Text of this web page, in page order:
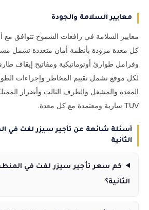
معايير السلامة والجودة
معايير السلامة في رافعات الشموخ تتوافق مع
كل معدة مزودة بأنظمة أمان متعددة تشمل
وفرامل طوارئ أوتوماتيكية ومفاتيح إيقاف
لكل موقع تشمل تقييم المخاطر وإجراءات
المعدة والمشغل والطرف الثالث وأضرار
TUV سارية ومعتمدة مع كل معدة.
أسئلة شائعة عن تأجير سيزر لفت في
الثانية
كم سعر تأجير سيزر لفت في
الثانية؟